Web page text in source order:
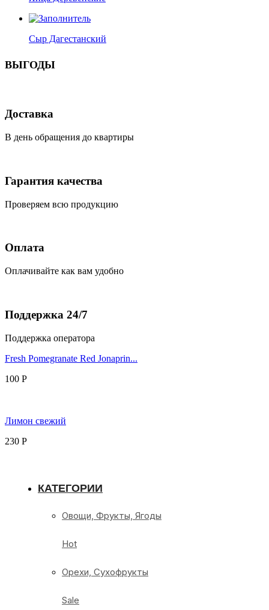
Сыр Дагестанский
ВЫГОДЫ
Доставка
В день обращения до квартиры
Гарантия качества
Проверяем всю продукцию
Оплата
Оплачивайте как вам удобно
Поддержка 24/7
Поддержка оператора
Fresh Pomegranate Red Jonaprin...
100 Р
Лимон свежий
230 Р
КАТЕГОРИИ
Овощи, Фрукты, Ягоды
Hot
Орехи, Сухофрукты
Sale